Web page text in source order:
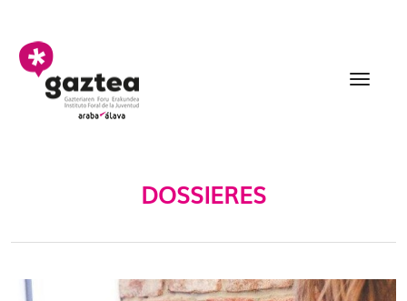
Saltar al contenido principal
DOSSIERES